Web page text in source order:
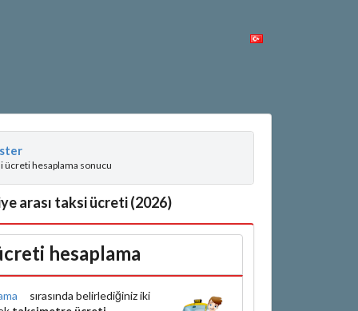
ücreti hesaplama sonucu
arası taksi ücreti (2026)
hesaplama
sırasında belirlediğiniz iki